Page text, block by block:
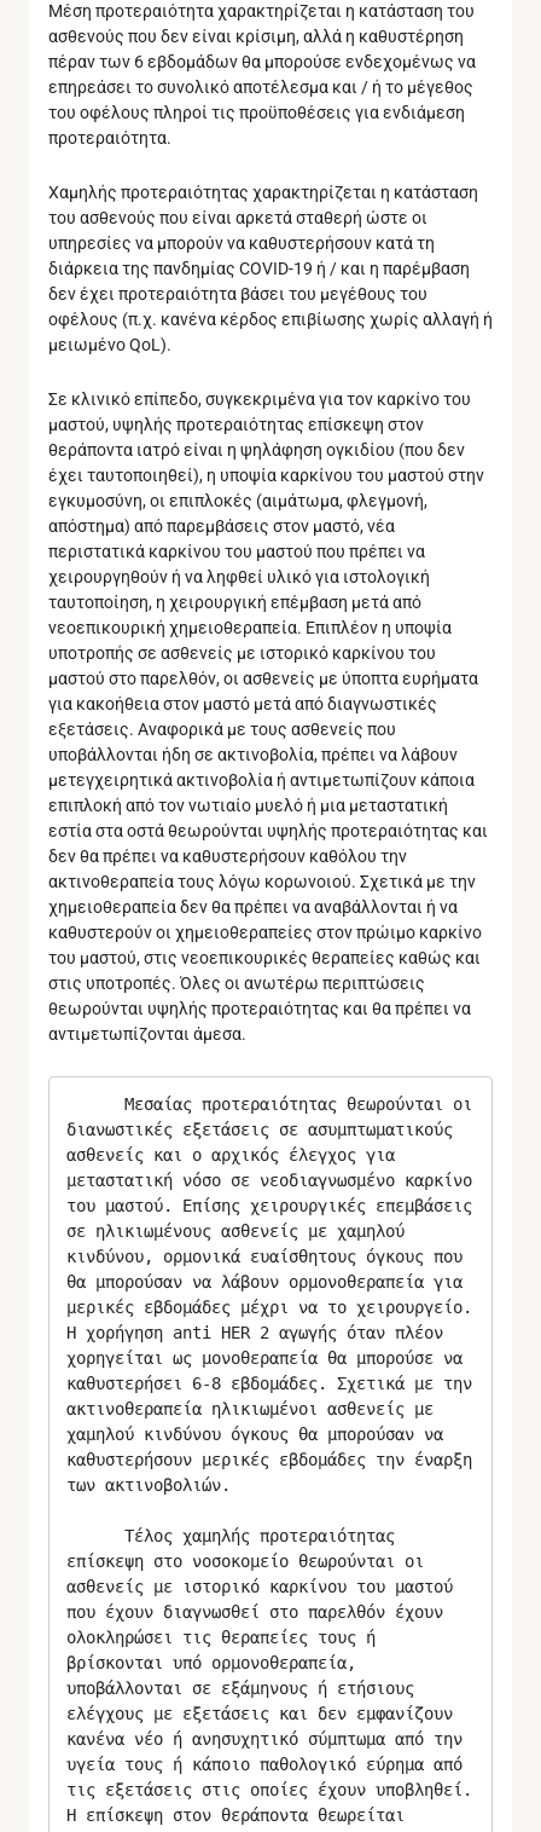
Μέση προτεραιότητα χαρακτηρίζεται η κατάσταση του
ασθενούς που δεν είναι κρίσιμη, αλλά η καθυστέρηση
πέραν των 6 εβδομάδων θα μπορούσε ενδεχομένως να
επηρεάσει το συνολικό αποτέλεσμα και / ή το μέγεθος
του οφέλους πληροί τις προϋποθέσεις για ενδιάμεση
προτεραιότητα.
Χαμηλής προτεραιότητας χαρακτηρίζεται η κατάσταση
του ασθενούς που είναι αρκετά σταθερή ώστε οι
υπηρεσίες να μπορούν να καθυστερήσουν κατά τη
διάρκεια της πανδημίας COVID-19 ή / και η παρέμβαση
δεν έχει προτεραιότητα βάσει του μεγέθους του
οφέλους (π.χ. κανένα κέρδος επιβίωσης χωρίς αλλαγή ή
μειωμένο QoL).
Σε κλινικό επίπεδο, συγκεκριμένα για τον καρκίνο του
μαστού, υψηλής προτεραιότητας επίσκεψη στον
θεράποντα ιατρό είναι η ψηλάφηση ογκιδίου (που δεν
έχει ταυτοποιηθεί), η υποψία καρκίνου του μαστού στην
εγκυμοσύνη, οι επιπλοκές (αιμάτωμα, φλεγμονή,
απόστημα) από παρεμβάσεις στον μαστό, νέα
περιστατικά καρκίνου του μαστού που πρέπει να
χειρουργηθούν ή να ληφθεί υλικό για ιστολογική
ταυτοποίηση, η χειρουργική επέμβαση μετά από
νεοεπικουρική χημειοθεραπεία. Επιπλέον η υποψία
υποτροπής σε ασθενείς με ιστορικό καρκίνου του
μαστού στο παρελθόν, οι ασθενείς με ύποπτα ευρήματα
για κακοήθεια στον μαστό μετά από διαγνωστικές
εξετάσεις. Αναφορικά με τους ασθενείς που
υποβάλλονται ήδη σε ακτινοβολία, πρέπει να λάβουν
μετεγχειρητικά ακτινοβολία ή αντιμετωπίζουν κάποια
επιπλοκή από τον νωτιαίο μυελό ή μια μεταστατική
εστία στα οστά θεωρούνται υψηλής προτεραιότητας και
δεν θα πρέπει να καθυστερήσουν καθόλου την
ακτινοθεραπεία τους λόγω κορωνοιού. Σχετικά με την
χημειοθεραπεία δεν θα πρέπει να αναβάλλονται ή να
καθυστερούν οι χημειοθεραπείες στον πρώιμο καρκίνο
του μαστού, στις νεοεπικουρικές θεραπείες καθώς και
στις υποτροπές. Όλες οι ανωτέρω περιπτώσεις
θεωρούνται υψηλής προτεραιότητας και θα πρέπει να
αντιμετωπίζονται άμεσα.
διανωστικές εξετάσεις σε ασυμπτωματικούς
ασθενείς και ο αρχικός έλεγχος για
μεταστατική νόσο σε νεοδιαγνωσμένο καρκίνο
του μαστού. Επίσης χειρουργικές επεμβάσεις
σε ηλικιωμένους ασθενείς με χαμηλού
κινδύνου, ορμονικά ευαίσθητους όγκους που
θα μπορούσαν να λάβουν ορμονοθεραπεία για
μερικές εβδομάδες μέχρι να το χειρουργείο.
Η χορήγηση anti HER 2 αγωγής όταν πλέον
χορηγείται ως μονοθεραπεία θα μπορούσε να
καθυστερήσει 6-8 εβδομάδες. Σχετικά με την
ακτινοθεραπεία ηλικιωμένοι ασθενείς με
χαμηλού κινδύνου όγκους θα μπορούσαν να
καθυστερήσουν μερικές εβδομάδες την έναρξη
των ακτινοβολιών.
επίσκεψη στο νοσοκομείο θεωρούνται οι
ασθενείς με ιστορικό καρκίνου του μαστού
που έχουν διαγνωσθεί στο παρελθόν έχουν
ολοκληρώσει τις θεραπείες τους ή
βρίσκονται υπό ορμονοθεραπεία,
υποβάλλονται σε εξάμηνους ή ετήσιους
ελέγχους με εξετάσεις και δεν εμφανίζουν
κανένα νέο ή ανησυχητικό σύμπτωμα από την
υγεία τους ή κάποιο παθολογικό εύρημα από
τις εξετάσεις στις οποίες έχουν υποβληθεί.
Η επίσκεψη στον θεράποντα θεωρείται